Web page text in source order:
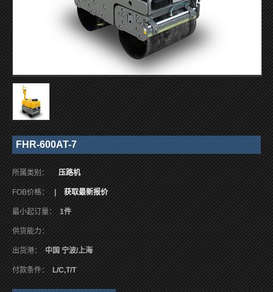
FHR-600AT-7
所属类别： 压路机
FOB价格： | 获取最新报价
最小起订量： 1件
供货能力：
出货港： 中国 宁波/上海
付款条件： L/C,T/T